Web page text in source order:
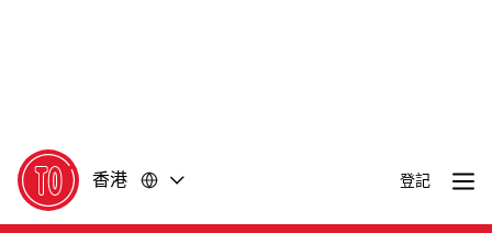
香港 登記